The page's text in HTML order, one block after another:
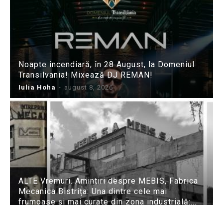
Noapte incendiară, în 28 August, la Domeniul
Transilvania! Mixează DJ REMAN!
Iulia Hoha - august 8, 2026
ALTE Vremuri. Amintiri despre MEBIS, Fabrica
Mecanica Bistrița: Una dintre cele mai
frumoase și mai curate din zona industrială:...